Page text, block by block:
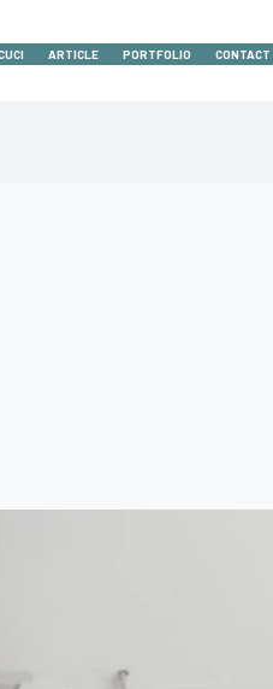
ARTICLE PORTFOLIO CONTACT